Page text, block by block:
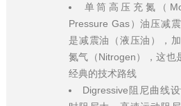
单筒高压充氮（
Pressure Gas）油压减
是减震油（液压油），
氮气（Nitrogen），这也
经典的技术路线
Digressive阻尼曲线